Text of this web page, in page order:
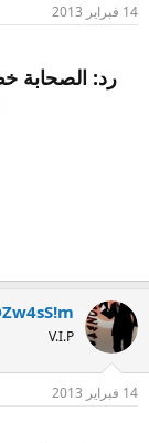
14 فبراير 2013
رد: الصحابة
V.I.P
14 فبراير 2013